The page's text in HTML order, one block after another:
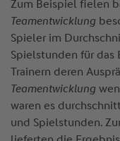
Zum Beispiel fielen
Teamentwicklung
Spieler im
Spielstunden für das
Trainern deren
Teamentwicklung
waren es
und Spielstunden.